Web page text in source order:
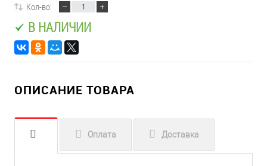
Кол-во:
В НАЛИЧИИ
ОПИСАНИЕ ТОВАРА
Оплата Доставка